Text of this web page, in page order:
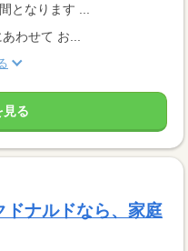
となります ...
わせて お...
見る
ナルドなら、家庭